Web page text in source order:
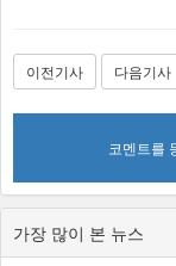
이전기사 다음기사
코멘트를
가장 많이 본 뉴스